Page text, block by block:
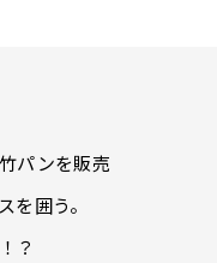
パンを販売
を囲う。
？